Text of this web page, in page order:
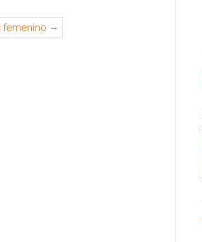
femenino